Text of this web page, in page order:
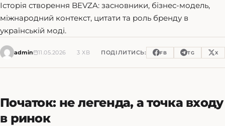
Історія створення BEVZA: засновники, бізнес-модель,
міжнародний контекст, цитати та роль бренду в
українській моді.
admin 11.05.2026 3 ХВ ПОДІЛИТИСЬ: FB TG X
Початок: не легенда, а точка входу
в ринок